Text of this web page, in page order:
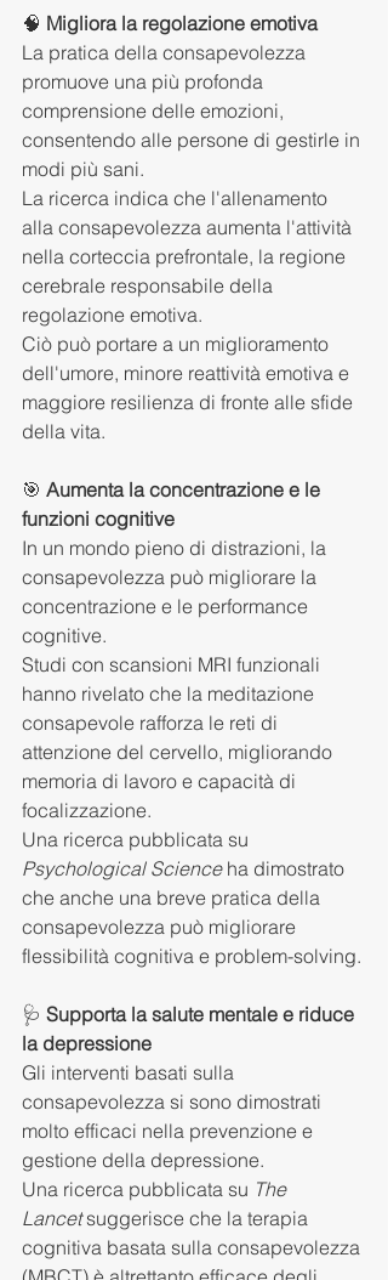
🧠 Migliora la regolazione emotiva
La pratica della consapevolezza
promuove una più profonda
comprensione delle emozioni,
consentendo alle persone di gestirle in
modi più sani.
La ricerca indica che l'allenamento
alla consapevolezza aumenta l'attività
nella corteccia prefrontale, la regione
cerebrale responsabile della
regolazione emotiva.
Ciò può portare a un miglioramento
dell'umore, minore reattività emotiva e
maggiore resilienza di fronte alle sfide
della vita.
🎯 Aumenta la concentrazione e le
funzioni cognitive
In un mondo pieno di distrazioni, la
consapevolezza può migliorare la
concentrazione e le performance
cognitive.
Studi con scansioni MRI funzionali
hanno rivelato che la meditazione
consapevole rafforza le reti di
attenzione del cervello, migliorando
memoria di lavoro e capacità di
focalizzazione.
Una ricerca pubblicata su
Psychological Science ha dimostrato
che anche una breve pratica della
consapevolezza può migliorare
flessibilità cognitiva e problem-solving.
🩺 Supporta la salute mentale e riduce
la depressione
Gli interventi basati sulla
consapevolezza si sono dimostrati
molto efficaci nella prevenzione e
gestione della depressione.
Una ricerca pubblicata su The
Lancet suggerisce che la terapia
cognitiva basata sulla consapevolezza